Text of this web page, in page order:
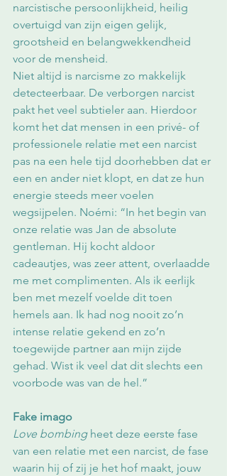
narcistische persoonlijkheid, heilig
overtuigd van zijn eigen gelijk,
grootsheid en belangwekkendheid
voor de mensheid.
Niet altijd is narcisme zo makkelijk
detecteerbaar. De verborgen narcist
pakt het veel subtieler aan. Hierdoor
komt het dat mensen in een privé- of
professionele relatie met een narcist
pas na een hele tijd doorhebben dat er
een en ander niet klopt, en dat ze hun
energie steeds meer voelen
wegsijpelen. Noémi: “In het begin van
onze relatie was Jan de absolute
gentleman. Hij kocht aldoor
cadeautjes, was zeer attent, overlaadde
me met complimenten. Als ik eerlijk
ben met mezelf voelde dit toen
hemels aan. Ik had nog nooit zo’n
intense relatie gekend en zo’n
toegewijde partner aan mijn zijde
gehad. Wist ik veel dat dit slechts een
voorbode was van de hel.”
Fake imago
Love bombing heet deze eerste fase
van een relatie met een narcist, de fase
waarin hij of zij je het hof maakt, jouw